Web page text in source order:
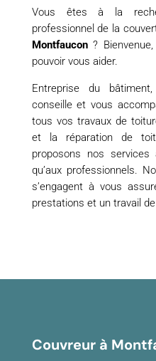
Vous êtes à la
professionnel de la
Montfaucon?
pouvoir vous aider.
Entreprise du
conseille et vous
tous vos travaux de
et la réparation de
proposons nos
qu’aux professionnels.
s’engagent à vous
prestations et un travail
Couvreur à